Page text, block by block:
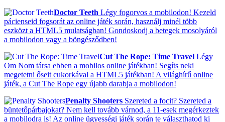
Doctor Teeth Légy fogorvos a mobilodon! Kezeld
pácienseid fogsorát az online játék során, használj minél több
eszközt a HTML5 mulatságban! Gondoskodj a betegek mosolyáról
a mobilodon vagy a böngésződben!
Cut The Rope: Time Travel Légy
Om Nom társa ebben a mobilos online játékban! Segíts neki
megetetni őseit cukorkával a HTML5 játékban! A világhírű online
játék, a Cut The Rope egy újabb darabja a mobilodon!
Penalty Shooters Szereted a focit? Szereted a
büntetőpárbajokat? Nem kell tovább várnod, a 11-esek megérkeztek
a mobilodra is! Az online ügyességi játék során te választhatod ki